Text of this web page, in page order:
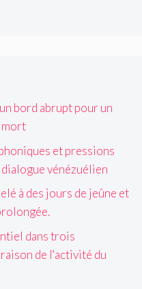
bord abrupt pour un
mort
et pressions
vénézuélien
à des jours de jeûne et
dans trois
de l'activité du